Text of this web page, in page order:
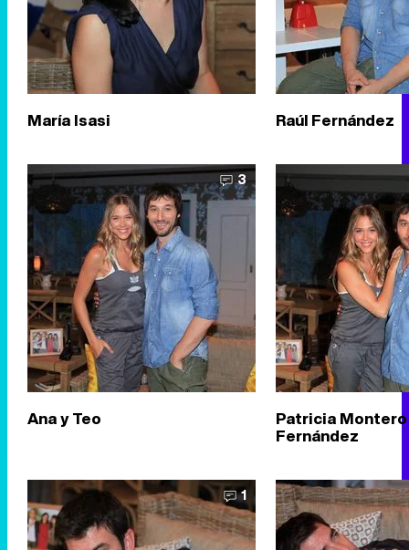
María Isasi Raúl Fernández
3
Ana y Teo Patricia Montero
Fernández
1